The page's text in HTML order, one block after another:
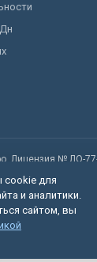
Лицензия № ЛО-
противопоказания.
cookie для
и аналитики.
сайтом, вы